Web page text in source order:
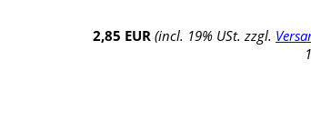
2,85 EUR (incl. 19% USt. zzgl.